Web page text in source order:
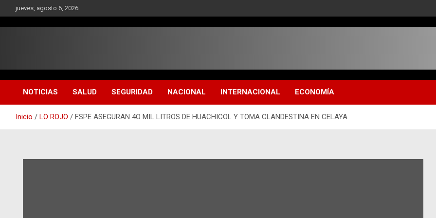
Saltar
al
contenido
jueves, agosto 6, 2026
NOTICIAS SALUD SEGURIDAD NACIONAL INTERNACIONAL ECONOMÍA
Inicio LO ROJO FSPE ASEGURAN 4O MIL LITROS DE HUACHICOL Y TOMA CLANDESTINA EN CELAYA